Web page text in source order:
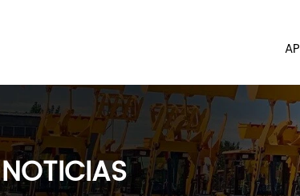
NOTICIAS